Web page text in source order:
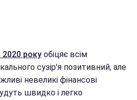
2020 року обіцяє всім
сузір'я позитивний, але
невеликі фінансові
швидко і легко